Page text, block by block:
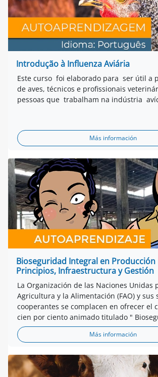
Introdução à Influenza Aviária
Este curso foi elaborado para ser útil a
de aves, técnicos e profissionais
pessoas que trabalham na indústria
Más información
Bioseguridad Integral en Producción
Principios, Infraestructura y Gestión
La Organización de las Naciones Unidas
Agricultura y la Alimentación (FAO) y sus
cooperantes se complacen en ofrecer el
cien por ciento animado titulado "
Más información